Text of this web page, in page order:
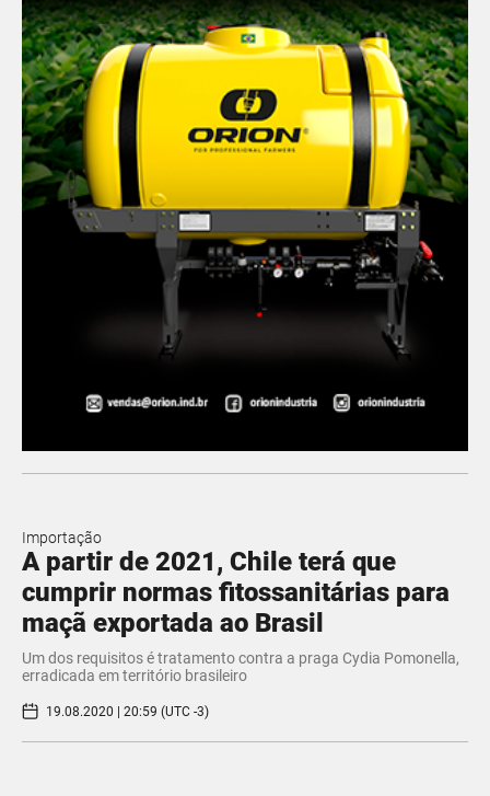
Importação
A partir de 2021, Chile terá que
cumprir normas fitossanitárias para
maçã exportada ao Brasil
Um dos requisitos é tratamento contra a praga Cydia Pomonella,
erradicada em território brasileiro
19.08.2020 | 20:59 (UTC -3)